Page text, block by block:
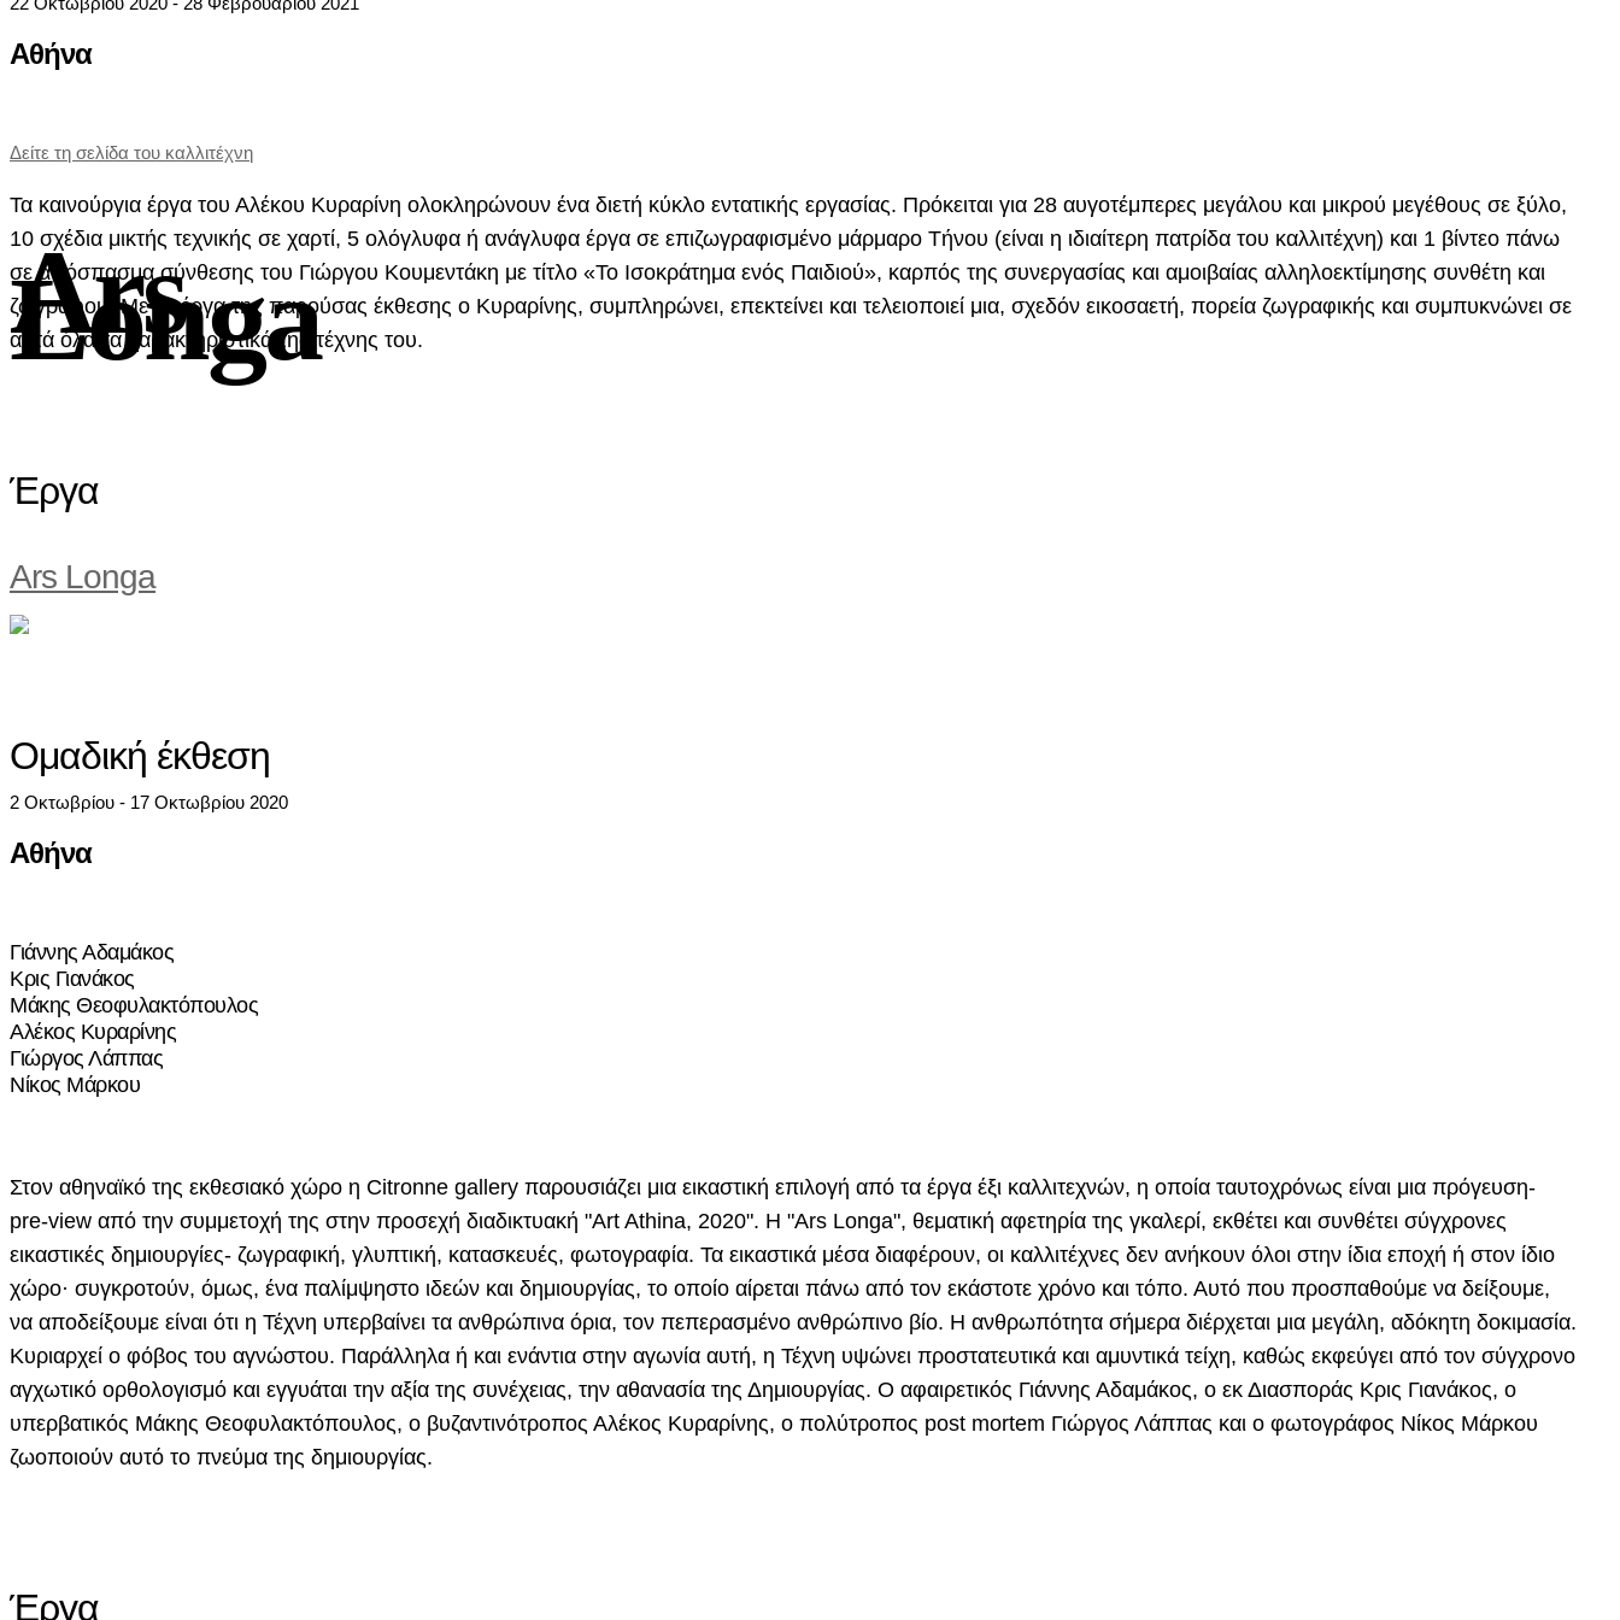
Αθήνα
Δείτε τη σελίδα του καλλιτέχνη
Τα καινούργια έργα του Αλέκου Κυραρίνη ολοκληρώνουν ένα διετή κύκλο εντατικής εργασίας. Πρόκειται για 28 αυγοτέμπερες μεγάλου και μικρού μεγέθους σε ξύλο,
10 σχέδια μικτής τεχνικής σε χαρτί, 5 ολόγλυφα ή ανάγλυφα έργα σε επιζωγραφισμένο μάρμαρο Τήνου (είναι η ιδιαίτερη πατρίδα του καλλιτέχνη) και 1 βίντεο πάνω
σε απόσπασμα σύνθεσης του Γιώργου Κουμεντάκη με τίτλο «Το Ισοκράτημα ενός Παιδιού», καρπός της συνεργασίας και αμοιβαίας αλληλοεκτίμησης συνθέτη και
ζωγράφου. Με τα έργα της παρούσας έκθεσης ο Κυραρίνης, συμπληρώνει, επεκτείνει και τελειοποιεί μια, σχεδόν εικοσαετή, πορεία ζωγραφικής και συμπυκνώνει σε
αυτά όλα τα χαρακτηριστικά της τέχνης του.
Έργα
Ars Longa
Ars
Longa
Ομαδική έκθεση
2 Οκτωβρίου - 17 Οκτωβρίου 2020
Αθήνα
Γιάννης Αδαμάκος
Κρις Γιανάκος
Μάκης Θεοφυλακτόπουλος
Αλέκος Κυραρίνης
Γιώργος Λάππας
Νίκος Μάρκου
Στον αθηναϊκό της εκθεσιακό χώρο η Citronne gallery παρουσιάζει μια εικαστική επιλογή από τα έργα έξι καλλιτεχνών, η οποία ταυτοχρόνως είναι μια πρόγευση-
pre-view από την συμμετοχή της στην προσεχή διαδικτυακή "Art Athina, 2020". Η "Ars Longa", θεματική αφετηρία της γκαλερί, εκθέτει και συνθέτει σύγχρονες
εικαστικές δημιουργίες- ζωγραφική, γλυπτική, κατασκευές, φωτογραφία. Τα εικαστικά μέσα διαφέρουν, οι καλλιτέχνες δεν ανήκουν όλοι στην ίδια εποχή ή στον ίδιο
χώρο· συγκροτούν, όμως, ένα παλίμψηστο ιδεών και δημιουργίας, το οποίο αίρεται πάνω από τον εκάστοτε χρόνο και τόπο. Αυτό που προσπαθούμε να δείξουμε,
να αποδείξουμε είναι ότι η Τέχνη υπερβαίνει τα ανθρώπινα όρια, τον πεπερασμένο ανθρώπινο βίο. Η ανθρωπότητα σήμερα διέρχεται μια μεγάλη, αδόκητη δοκιμασία.
Κυριαρχεί ο φόβος του αγνώστου. Παράλληλα ή και ενάντια στην αγωνία αυτή, η Τέχνη υψώνει προστατευτικά και αμυντικά τείχη, καθώς εκφεύγει από τον σύγχρονο
αγχωτικό ορθολογισμό και εγγυάται την αξία της συνέχειας, την αθανασία της Δημιουργίας. Ο αφαιρετικός Γιάννης Αδαμάκος, ο εκ Διασποράς Κρις Γιανάκος, ο
υπερβατικός Μάκης Θεοφυλακτόπουλος, ο βυζαντινότροπος Αλέκος Κυραρίνης, ο πολύτροπος post mortem Γιώργος Λάππας και ο φωτογράφος Νίκος Μάρκου
ζωοποιούν αυτό το πνεύμα της δημιουργίας.
Έργα